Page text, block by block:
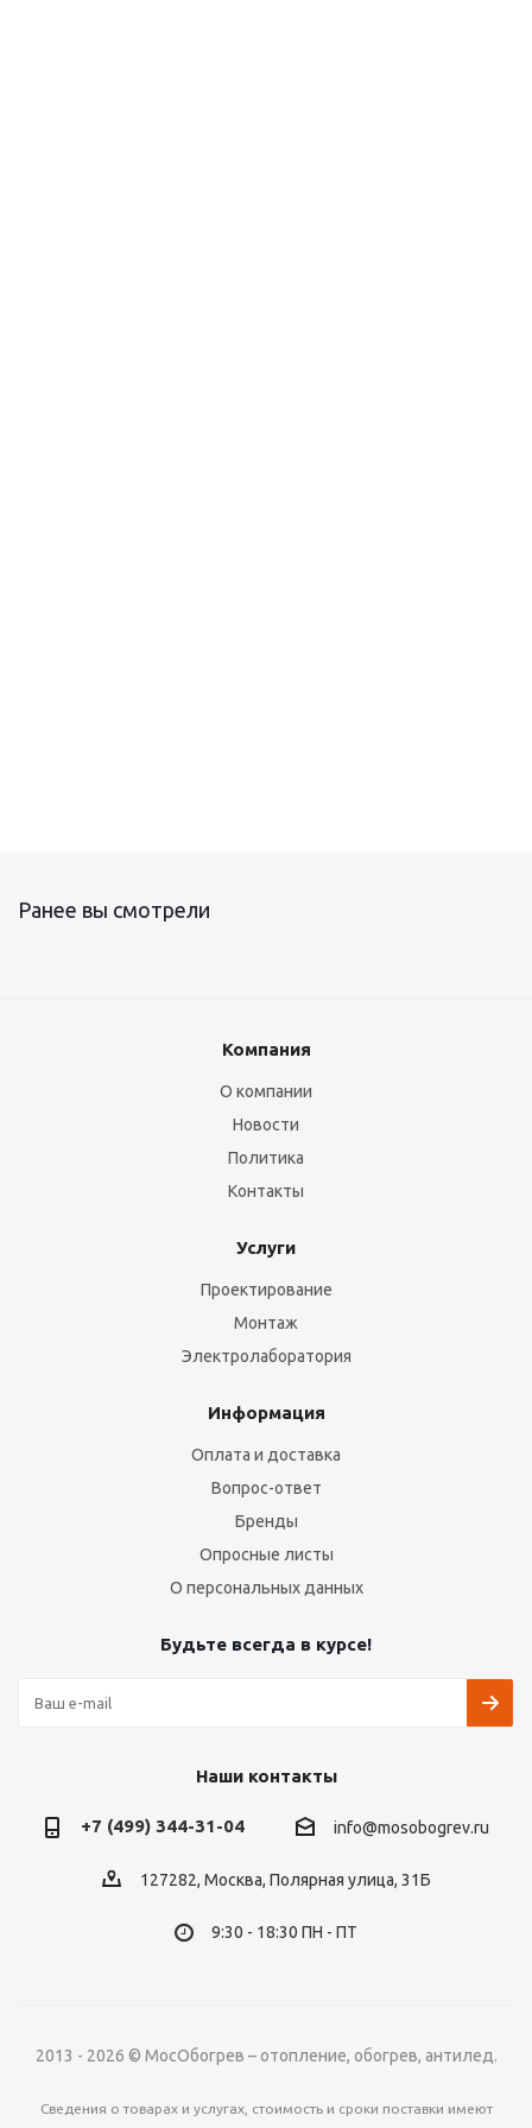
Ранее вы смотрели
Компания
О компании
Новости
Политика
Контакты
Услуги
Проектирование
Монтаж
Электролаборатория
Информация
Оплата и доставка
Вопрос-ответ
Бренды
Опросные листы
О персональных данных
Будьте всегда в курсе!
Наши контакты
+7 (499) 344-31-04 info@mosobogrev.ru
127282, Москва, Полярная улица, 31Б
9:30 - 18:30 ПН - ПТ
2013 - 2026 © МосОбогрев – отопление, обогрев, антилед.
Сведения о товарах и услугах, стоимость и сроки поставки имеют